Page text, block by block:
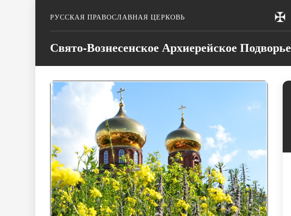
РУССКАЯ ПРАВОСЛАВНАЯ ЦЕРКОВЬ ✠
Свято-Вознесенское Архиерейское Подворье